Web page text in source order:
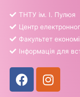
ТНТУ ім. І. Пулюя
Центр
Факультет
Інформація для